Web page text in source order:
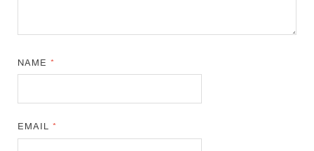
NAME*
EMAIL*